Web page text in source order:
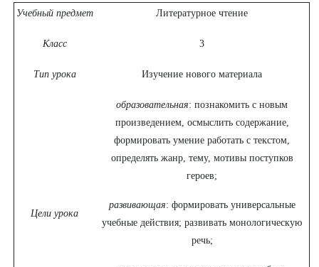
Учебный предмет Литературное чтение
Класс 3
Тип урока Изучение нового материала
Цели урока
образовательная: познакомить с новым
произведением, осмыслить содержание,
формировать умение работать с текстом,
определять жанр, тему, мотивы поступков
героев;
развивающая: формировать универсальные
учебные действия; развивать монологическую
речь;